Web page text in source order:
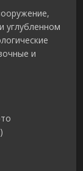
углубленном
и